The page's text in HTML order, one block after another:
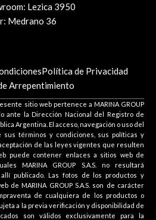
Lezica 3950
Medrano 36
Política de Privacidad
Arrepentimiento
sitio web pertenece a MARINA GROUP
ante la Dirección Nacional del Registro de
Argentina. El acceso, navegación o uso del
sus términos y condiciones, sus políticas y
de las leyes vigentes que resulten
puede contener enlaces a sitios web de
MARINA GROUP S.A.S. no resultará
publicado. Las fotos de los productos y
de MARINA GROUP S.A.S. son de carácter
de cualquiera de los productos o
a la previa verificación y disponibilidad de
son válidos exclusivamente para la